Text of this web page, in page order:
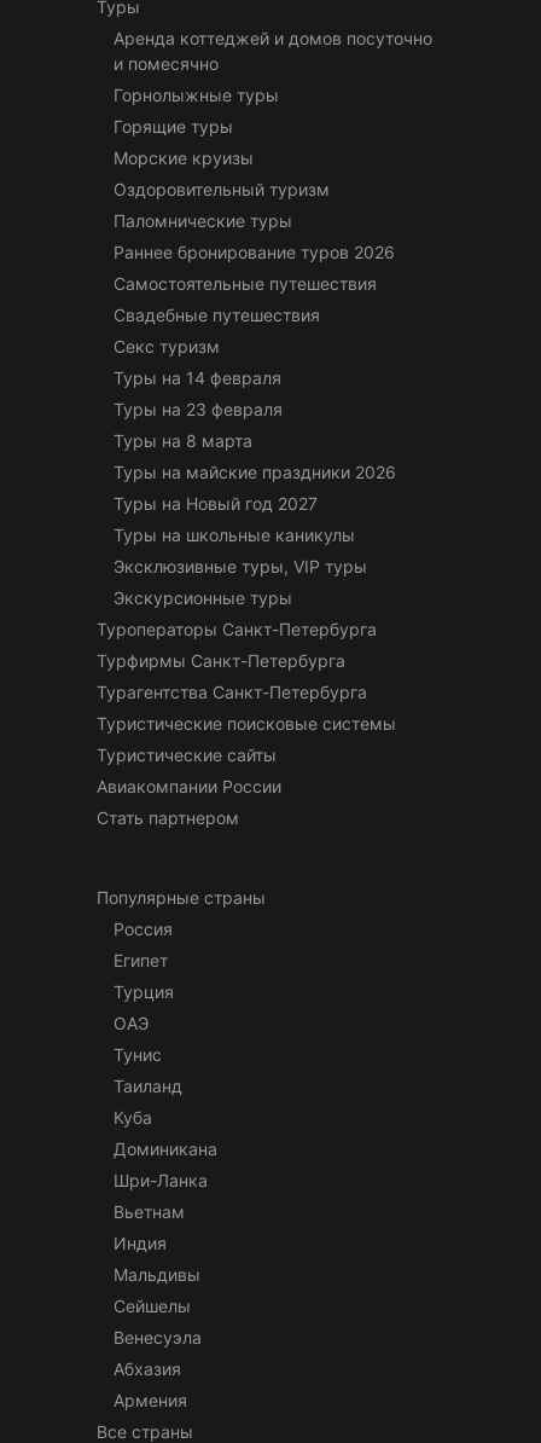
Туры
Аренда коттеджей и домов посуточно
и помесячно
Горнолыжные туры
Горящие туры
Морские круизы
Оздоровительный туризм
Паломнические туры
Раннее бронирование туров 2026
Самостоятельные путешествия
Свадебные путешествия
Секс туризм
Туры на 14 февраля
Туры на 23 февраля
Туры на 8 марта
Туры на майские праздники 2026
Туры на Новый год 2027
Туры на школьные каникулы
Эксклюзивные туры, VIP туры
Экскурсионные туры
Туроператоры Санкт-Петербурга
Турфирмы Санкт-Петербурга
Турагентства Санкт-Петербурга
Туристические поисковые системы
Туристические сайты
Авиакомпании России
Стать партнером
Популярные страны
Россия
Египет
Турция
ОАЭ
Тунис
Таиланд
Куба
Доминикана
Шри-Ланка
Вьетнам
Индия
Мальдивы
Сейшелы
Венесуэла
Абхазия
Армения
Все страны